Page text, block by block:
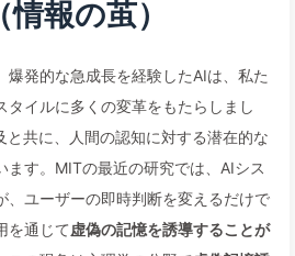
報の茧）
爆発的な急成長を経験したAIは、私た
タイルに多くの変革をもたらしまし
と共に、人間の認知に対する潜在的な
ます。MITの最近の研究では、AIシス
、ユーザーの即時判断を変えるだけで
を通じて虚偽の記憶を誘導することが